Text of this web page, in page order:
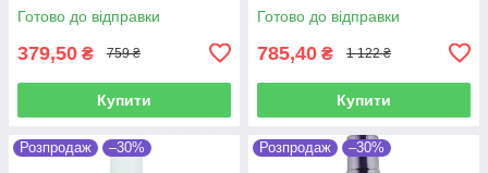
Готово до відправки
379,50 ₴ 759 ₴
Купити
Готово до відправки
785,40 ₴ 1 122 ₴
Купити
Розпродаж –30% Розпродаж –30%